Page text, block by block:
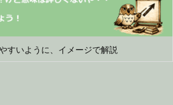
すいように、イメージで解説
メニュ

